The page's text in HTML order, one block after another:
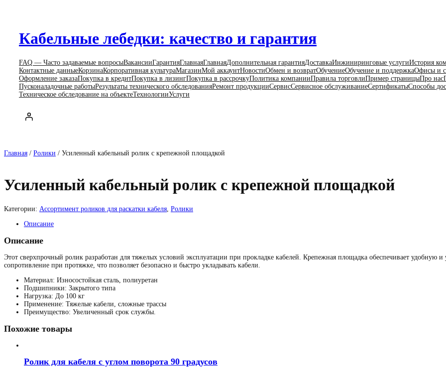
Кабельные лебедки: качество и гарантия
FAQ — Часто задаваемые вопросыВакансииГарантияГлавнаяГлавнаяДополнительная гарантияДоставкаИнжиниринговые услугиИстория
Контактные данныеКорзинаКорпоративная культураМагазинМой аккаунтНовостиОбмен и возвратОбучениеОбучение и поддержкаОфисы и
Оформление заказаПокупка в кредитПокупка в лизингПокупка в рассрочкуПолитика компанииПравила торговлиПример страницыПро нас
Пусконаладочные работыРезультаты технического обследованияРемонт продукцииСервисСервисное обслуживаниеСертификатыСпособы
Техническое обследование на объектеТехнологииУслуги
Главная / Ролики / Усиленный кабельный ролик с крепежной площадкой
Усиленный кабельный ролик с крепежной площадкой
Категории: Ассортимент роликов для раскатки кабеля Ролики
Описание
Описание
Этот сверхпрочный ролик разработан для тяжелых условий эксплуатации при прокладке кабелей. Крепежная площадка обеспечивает удобную
сопротивление при протяжке, что позволяет безопасно и быстро укладывать кабели.
Материал: Износостойкая сталь, полиуретан
Подшипники: Закрытого типа
Нагрузка: До 100 кг
Применение: Тяжелые кабели, сложные трассы
Преимущество: Увеличенный срок службы.
Похожие товары
Ролик для кабеля с углом поворота 90 градусов